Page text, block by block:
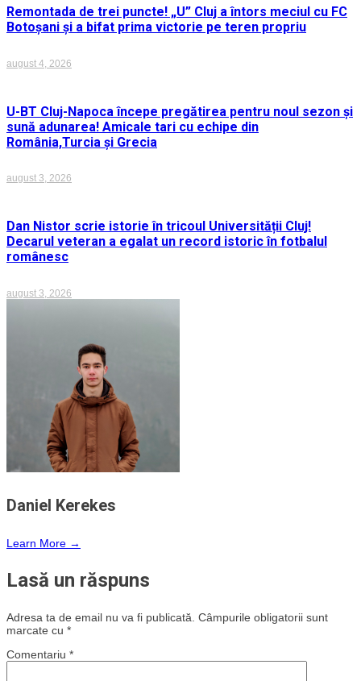
Remontada de trei puncte! „U” Cluj a întors meciul cu FC
Botoșani și a bifat prima victorie pe teren propriu
august 4, 2026
U-BT Cluj-Napoca începe pregătirea pentru noul sezon și
sună adunarea! Amicale tari cu echipe din
România,Turcia și Grecia
august 3, 2026
Dan Nistor scrie istorie în tricoul Universității Cluj!
Decarul veteran a egalat un record istoric în fotbalul
românesc
august 3, 2026
Daniel Kerekes
Learn More →
Lasă un răspuns
Adresa ta de email nu va fi publicată. Câmpurile obligatorii sunt
marcate cu *
Comentariu *